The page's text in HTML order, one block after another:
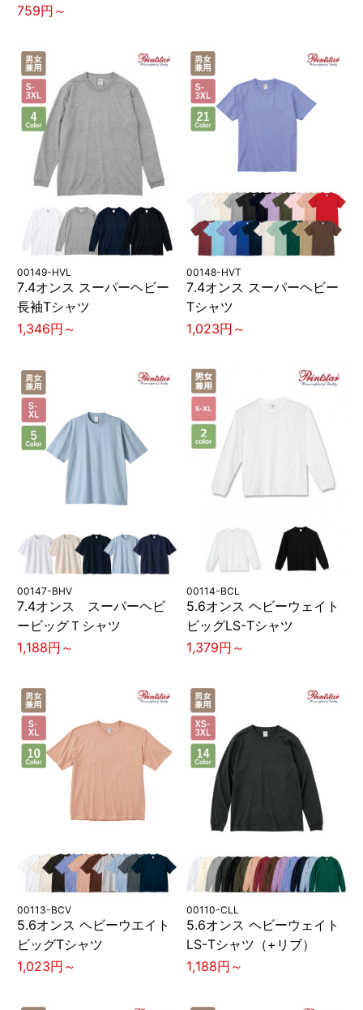
759円～
00149-HVL
7.4オンス スーパーヘビー
長袖Tシャツ
1,346円～
00148-HVT
7.4オンス スーパーヘビー
Tシャツ
1,023円～
00147-BHV
7.4オンス スーパーヘビ
ービッグＴシャツ
1,188円～
00114-BCL
5.6オンス ヘビーウェイト
ビッグLS-Tシャツ
1,379円～
00113-BCV
5.6オンス ヘビーウエイト
ビッグTシャツ
1,023円～
00110-CLL
5.6オンス ヘビーウェイト
LS-Tシャツ（+リブ）
1,188円～